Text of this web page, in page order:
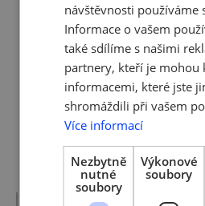
V srpnu roku 2023
malých a středních
ČR ve spolupráci s
gastronomickým
Studuj gastro. Program
gastronomickým školám
republikou, které se
sociální sítě motivovat
ročníků základních škol
studiu gastronomie.
programu je pozvednutí
návštěvnosti používáme
Informace o vašem
také sdílíme s našimi
partnery, kteří je mohou
informacemi, které jste
shromáždili při vašem
Více informací
Nezbytně
nutné
soubory
Výkonové
soubory